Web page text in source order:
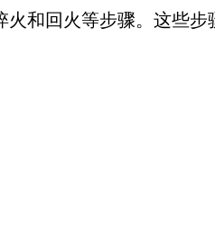
和回火等步骤。这些